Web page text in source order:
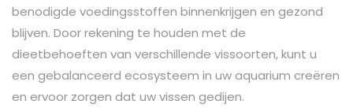
benodigde voedingsstoffen binnenkrijgen en gezond
blijven. Door rekening te houden met de
dieetbehoeften van verschillende vissoorten, kunt u
een gebalanceerd ecosysteem in uw aquarium creëren
en ervoor zorgen dat uw vissen gedijen.